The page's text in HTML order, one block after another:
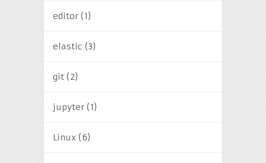
editor(1)
elastic (3)
git(2)
jupyter(1)
Linux(6)